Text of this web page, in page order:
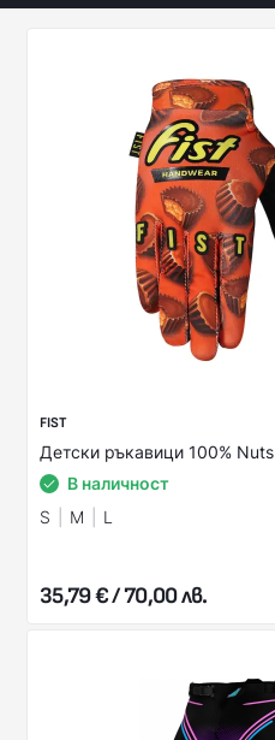
FIST
Детски ръкавици 100% Nuts
В наличност
S
M L
35,79 € / 70,00 лв.